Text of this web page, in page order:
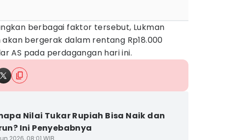
berbagai faktor tersebut, Lukman
bergerak dalam rentang Rp18.000
AS pada perdagangan hari ini.
Nilai Tukar Rupiah Bisa Naik dan
Ini Penyebabnya
2026, 08:01 WIB